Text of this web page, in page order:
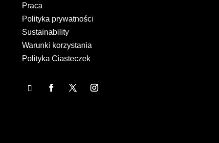
Praca
Polityka prywatności
Sustainability
Warunki korzystania
Polityka Ciasteczek